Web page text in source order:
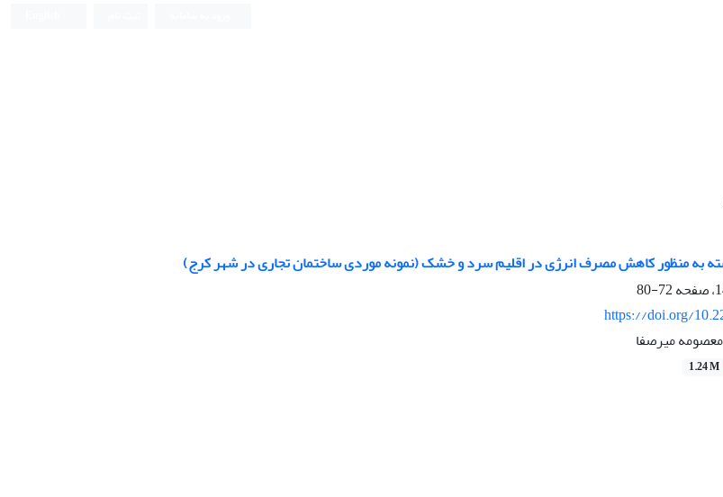
به منظور کاهش مصرف انرژی در اقلیم سرد و خشک (نمونه موردی ساختمان تجاری در شهر کرج)
72-80
https://doi.org/
معصومه میرصفا
1.24 M